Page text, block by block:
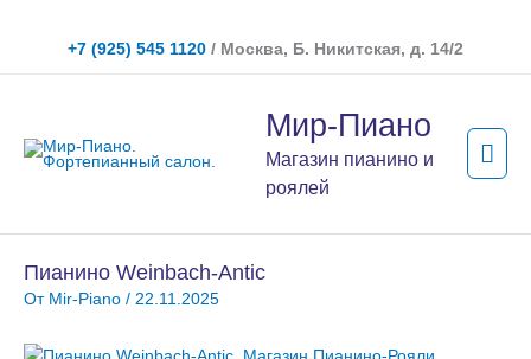
содержимому
+7 (925) 545 1120 / Москва, Б. Никитская, д. 14/2
Мир-Пиано
Магазин пианино и
роялей
Пианино Weinbach-Antic
От Mir-Piano / 22.11.2025